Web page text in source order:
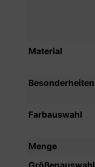
Material
Besonderheiten
Farbauswahl
Menge